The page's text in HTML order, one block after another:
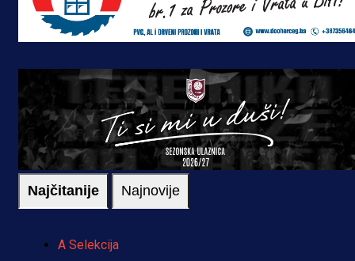
Najčitanije Najnovije
A Selekcija